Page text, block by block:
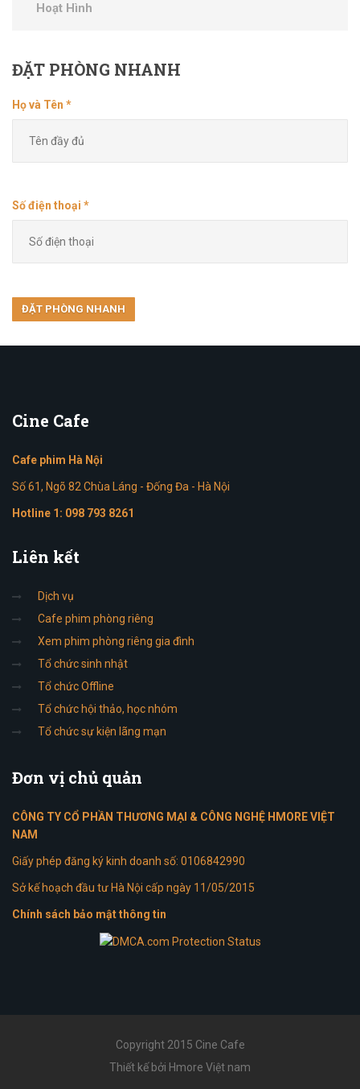
Hoạt Hình
ĐẶTPHÒNG NHANH
Họ và Tên *
Số điện thoại *
Cine Cafe
Cafe phim Hà Nội
Số 61, Ngõ 82 Chùa Láng - Đống Đa - Hà Nội
Hotline 1: 098 793 8261
Liên kết
Dịch vụ
Cafe phim phòng riêng
Xem phim phòng riêng gia đình
Tổ chức sinh nhật
Tổ chức Offline
Tổ chức hội thảo, học nhóm
Tổ chức sự kiện lãng mạn
Đơn vị chủ quản
CÔNG TY CỔ PHẦN THƯƠNG MẠI & CÔNG NGHỆ HMORE VIỆT
NAM
Giấy phép đăng ký kinh doanh số: 0106842990
Sở kế hoạch đầu tư Hà Nội cấp ngày 11/05/2015
Chính sách bảo mật thông tin
Copyright 2015 Cine Cafe
Thiết kế bởi Hmore Việt nam